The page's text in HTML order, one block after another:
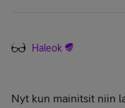
Haleok
Nyt kun mainitsit niin